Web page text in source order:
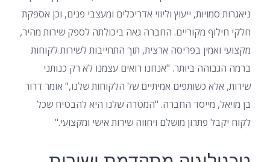
ניאגרות סמויות, ייעוץ וליווי אדריכלים ומעצבי פנים, וכן אספקת
חלקי חילוף מקוריים. החברה גאה ביכולתה לספק שירות מהיר,
מקצועי ואמין בפריסה ארצית, תוך התחייבות לשירות לקוחות
ברמה הגבוהה ביותר. "אנחנו רואים עצמנו לא רק כנותני
שירות, אלא כשותפים אמיתיים של הלקוחות שלנו," אומר דרור
בן מויאל, מייסד החברה. "המטרה שלנו היא להבטיח שכל
לקוח יקבל פתרון מושלם ויחווה שירות אישי ומקצועי."